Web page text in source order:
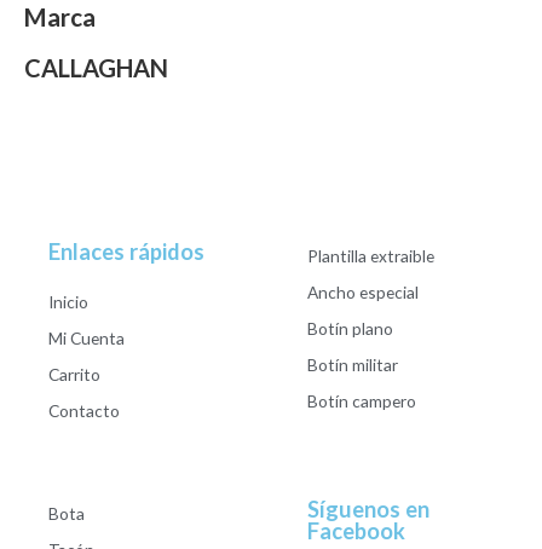
Marca
CALLAGHAN
Enlaces rápidos
Inicio
Mi Cuenta
Carrito
Contacto
Plantilla extraible
Ancho especial
Botín plano
Botín militar
Botín campero
Bota
Síguenos en
Facebook